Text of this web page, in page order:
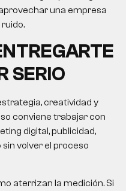
una empresa
SERIO
creatividad y
conviene trabajar con
digital, publicidad,
volver el proceso
aterrizan la medición. Si